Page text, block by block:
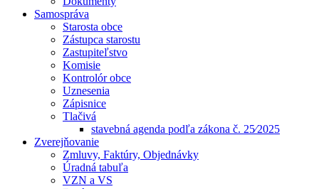
Samospráva
Starosta obce
Zástupca starostu
Zastupiteľstvo
Komisie
Kontrolór obce
Uznesenia
Zápisnice
Tlačivá
stavebná agenda podľa zákona č. 25⁄2025
Zverejňovanie
Zmluvy, Faktúry, Objednávky
Úradná tabuľa
VZN a VS